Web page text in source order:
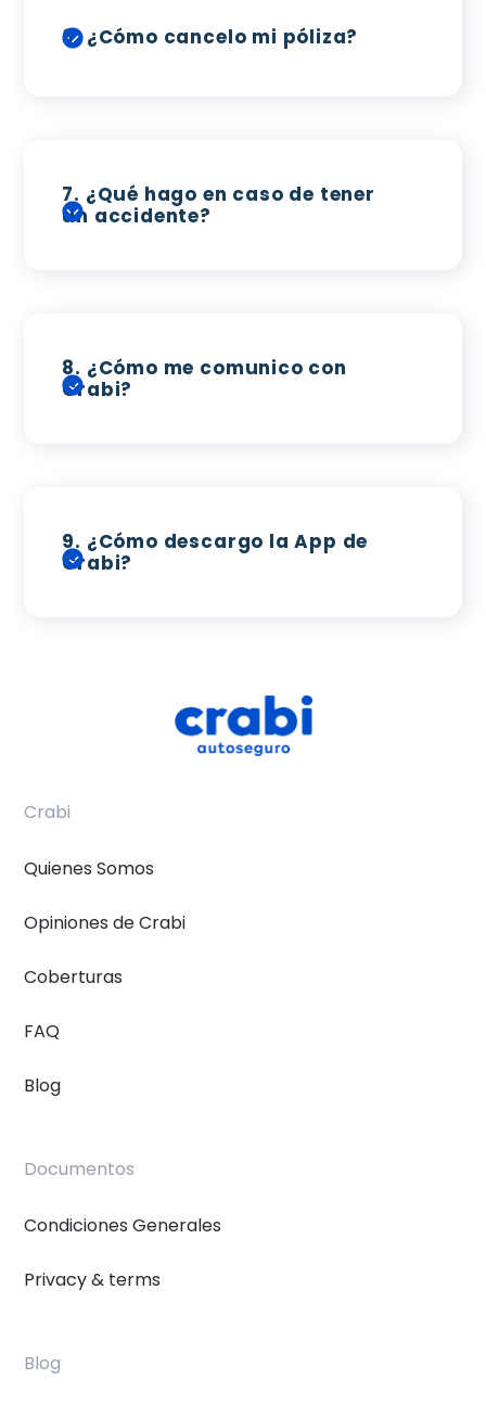
6.¿Cómo cancelo mi póliza?
7. ¿Qué hago en caso de tener
un accidente?
8. ¿Cómo me comunico con
Crabi?
9. ¿Cómo descargo la App de
Crabi?
Crabi
Quienes Somos
Opiniones de Crabi
Coberturas
FAQ
Blog
Documentos
Condiciones Generales
Privacy & terms
Blog